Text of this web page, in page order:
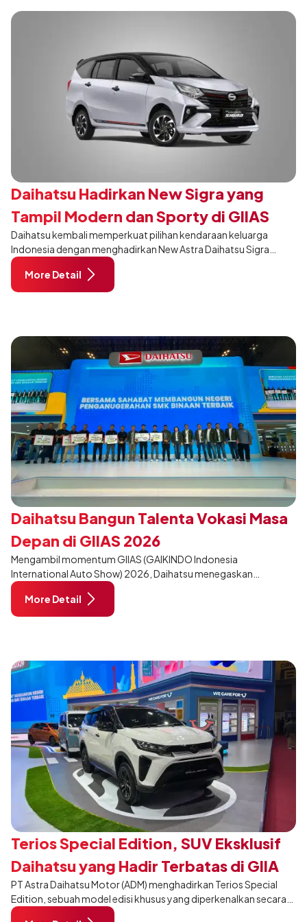
Daihatsu Hadirkan New Sigra yang
Tampil Modern dan Sporty di GIIAS
2026
Daihatsu kembali memperkuat pilihan kendaraan keluarga
Indonesia dengan menghadirkan New Astra Daihatsu Sigra
khusus pada varian 1.2R di ajang GAIKINDO Indonesia
International Auto Show (GIIAS) 2026. Membawa penyegaran
pada desain, interior, dan sejumlah fitur, New Sigra hadir untuk
More Detail
Daihatsu Bangun Talenta Vokasi Masa
Depan di GIIAS 2026
Mengambil momentum GIIAS (GAIKINDO Indonesia
International Auto Show) 2026, Daihatsu menegaskan
komitmennya dalam meningkatkan kualitas SDM (Sumber Daya
Manusia) melalui pendidikan vokasi bertema “Bersama Sahabat
Membangun Negeri”. Komitmen ini diwujudkan melalui ajang
More Detail
Terios Special Edition, SUV Eksklusif
Daihatsu yang Hadir Terbatas di GIIAS
2026
PT Astra Daihatsu Motor (ADM) menghadirkan Terios Special
Edition, sebuah model edisi khusus yang diperkenalkan secara
eksklusif pada ajang Gaikindo Indonesia International Auto